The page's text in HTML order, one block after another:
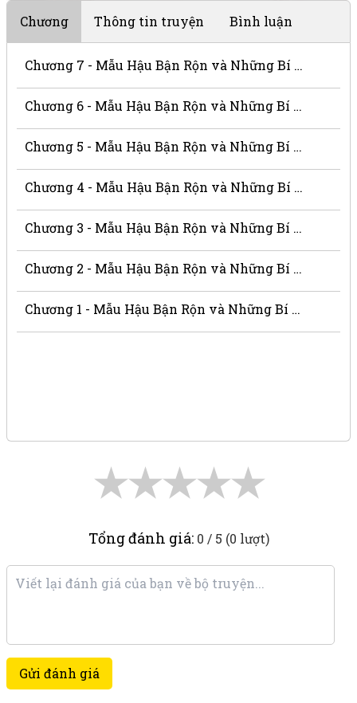
Chương Thông tin truyện Bình luận
Chương 7 - Mẫu Hậu Bận Rộn và Những Bí Mật Trong Hậu Cung
Chương 6 - Mẫu Hậu Bận Rộn và Những Bí Mật Trong Hậu Cung
Chương 5 - Mẫu Hậu Bận Rộn và Những Bí Mật Trong Hậu Cung
Chương 4 - Mẫu Hậu Bận Rộn và Những Bí Mật Trong Hậu Cung
Chương 3 - Mẫu Hậu Bận Rộn và Những Bí Mật Trong Hậu Cung
Chương 2 - Mẫu Hậu Bận Rộn và Những Bí Mật Trong Hậu Cung
Chương 1 - Mẫu Hậu Bận Rộn và Những Bí Mật Trong Hậu Cung
★
★
★
★
★
Tổng đánh giá: 0 / 5 (0 lượt)
Gửi đánh giá